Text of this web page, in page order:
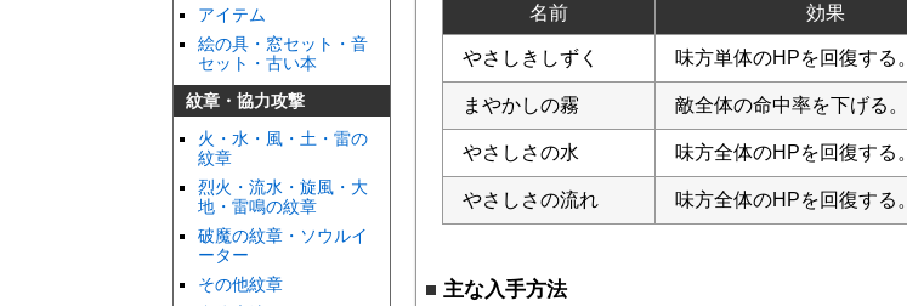
アイテム
絵の具・窓セット・音
セット・古い本
紋章・協力攻撃
火・水・風・土・雷の
紋章
烈火・流水・旋風・大
地・雷鳴の紋章
破魔の紋章・ソウルイ
ーター
その他紋章
名前 効果
やさしきしずく 味方単体のHPを回復する。
まやかしの霧 敵全体の命中率を下げる。
やさしさの水 味方全体のHPを回復する。
やさしさの流れ 味方全体のHPを回復する。
主な入手方法